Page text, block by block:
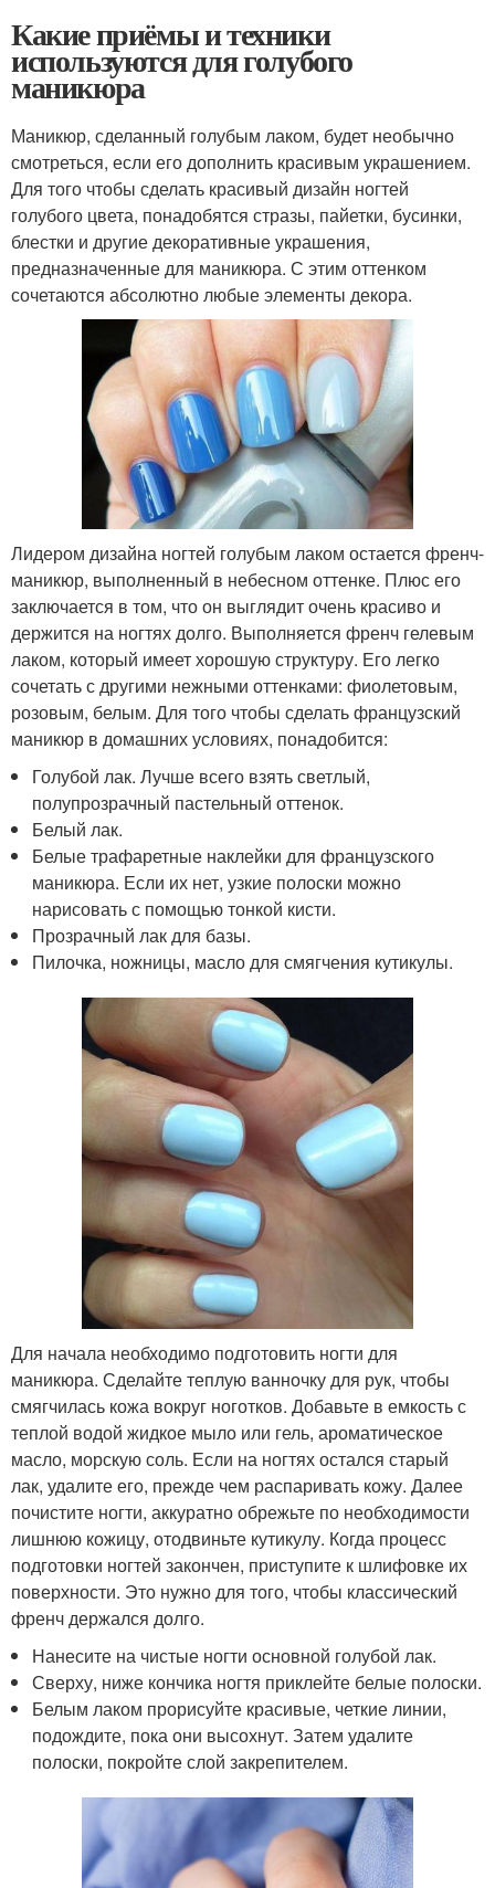
Какие приёмы и техники
используются для голубого
маникюра
Маникюр, сделанный голубым лаком, будет необычно
смотреться, если его дополнить красивым украшением.
Для того чтобы сделать красивый дизайн ногтей
голубого цвета, понадобятся стразы, пайетки, бусинки,
блестки и другие декоративные украшения,
предназначенные для маникюра. С этим оттенком
сочетаются абсолютно любые элементы декора.
Лидером дизайна ногтей голубым лаком остается френч-
маникюр, выполненный в небесном оттенке. Плюс его
заключается в том, что он выглядит очень красиво и
держится на ногтях долго. Выполняется френч гелевым
лаком, который имеет хорошую структуру. Его легко
сочетать с другими нежными оттенками: фиолетовым,
розовым, белым. Для того чтобы сделать французский
маникюр в домашних условиях, понадобится:
Голубой лак. Лучше всего взять светлый,
полупрозрачный пастельный оттенок.
Белый лак.
Белые трафаретные наклейки для французского
маникюра. Если их нет, узкие полоски можно
нарисовать с помощью тонкой кисти.
Прозрачный лак для базы.
Пилочка, ножницы, масло для смягчения кутикулы.
Для начала необходимо подготовить ногти для
маникюра. Сделайте теплую ванночку для рук, чтобы
смягчилась кожа вокруг ноготков. Добавьте в емкость с
теплой водой жидкое мыло или гель, ароматическое
масло, морскую соль. Если на ногтях остался старый
лак, удалите его, прежде чем распаривать кожу. Далее
почистите ногти, аккуратно обрежьте по необходимости
лишнюю кожицу, отодвиньте кутикулу. Когда процесс
подготовки ногтей закончен, приступите к шлифовке их
поверхности. Это нужно для того, чтобы классический
френч держался долго.
Нанесите на чистые ногти основной голубой лак.
Сверху, ниже кончика ногтя приклейте белые полоски.
Белым лаком прорисуйте красивые, четкие линии,
подождите, пока они высохнут. Затем удалите
полоски, покройте слой закрепителем.